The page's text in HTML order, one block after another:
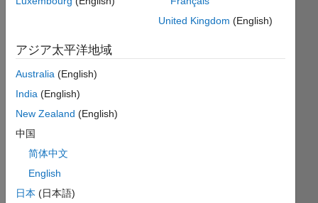
is n.
example,
    [4     3     2     1     0     1     2     3     4
     3     3     2     1     0     1     2     3     3
     1     1     1     1     0     1     1     1     1
     0     0     0     0     0     0     0     0     0
     1     1     1     1     0     1     1     1     1
     2     2     2     1     0     1     2     2     2
     4     3     2     1     0     1     2     3     4]
United Kingdom (English)
アジア太平洋地域
Australia (English)
India (English)
New Zealand (English)
中国
简体中文
English
日本 (日本語)